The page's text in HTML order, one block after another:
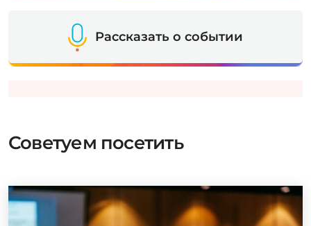
Рассказать о событии
Советуем посетить